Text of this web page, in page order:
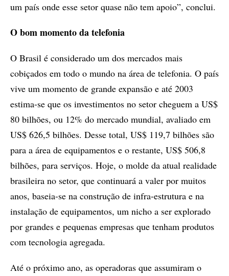
um país onde esse setor quase não tem apoio”, conclui.
O bom momento da telefonia
O Brasil é considerado um dos mercados mais
cobiçados em todo o mundo na área de telefonia. O país
vive um momento de grande expansão e até 2003
estima-se que os investimentos no setor cheguem a US$
80 bilhões, ou 12% do mercado mundial, avaliado em
US$ 626,5 bilhões. Desse total, US$ 119,7 bilhões são
para a área de equipamentos e o restante, US$ 506,8
bilhões, para serviços. Hoje, o molde da atual realidade
brasileira no setor, que continuará a valer por muitos
anos, baseia-se na construção de infra-estrutura e na
instalação de equipamentos, um nicho a ser explorado
por grandes e pequenas empresas que tenham produtos
com tecnologia agregada.
Até o próximo ano, as operadoras que assumiram o